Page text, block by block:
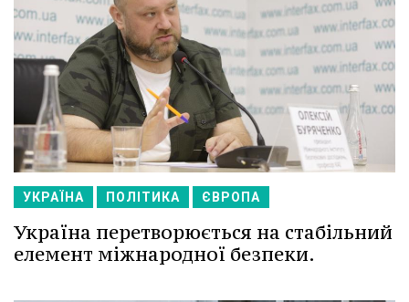
УКРАЇНА ПОЛІТИКА ЄВРОПА
Україна перетворюється на стабільний
елемент міжнародної безпеки.